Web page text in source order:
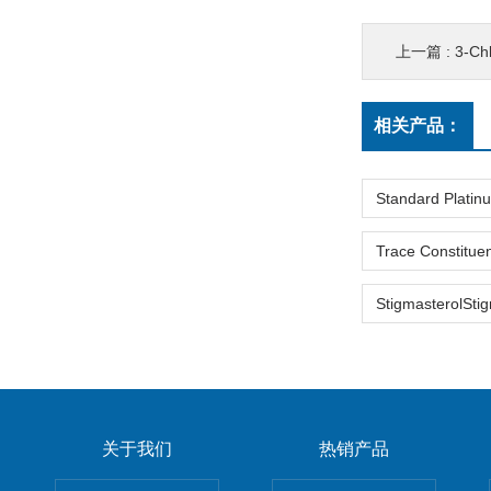
上一篇 : 3-Chloro-
相关产品：
关于我们 热销产品